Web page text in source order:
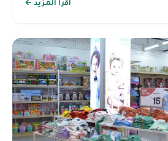
اقرأ المزيد ←